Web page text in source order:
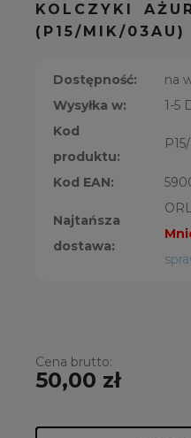
KOLCZYKI
(P15/MIK/03AU)
Dostępność:
na
Wysyłka w:
1-5
Kod
produktu:
Kod EAN:
Najtańsza
dostawa:
Cena brutto:
50,00 zł